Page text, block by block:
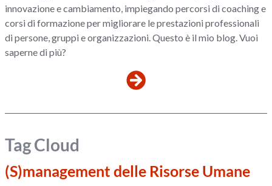
innovazione e cambiamento, impiegando percorsi di coaching e
corsi di formazione per migliorare le prestazioni professionali
di persone, gruppi e organizzazioni. Questo è il mio blog. Vuoi
saperne di più?
Tag Cloud
(S)management delle Risorse Umane